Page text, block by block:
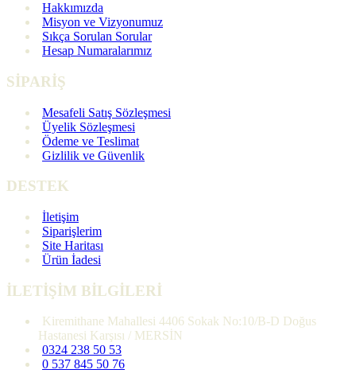
Hakkımızda
Misyon ve Vizyonumuz
Sıkça Sorulan Sorular
Hesap Numaralarımız
SİPARİŞ
Mesafeli Satış Sözleşmesi
Üyelik Sözleşmesi
Ödeme ve Teslimat
Gizlilik ve Güvenlik
DESTEK
İletişim
Siparişlerim
Site Haritası
Ürün İadesi
İLETİŞİM BİLGİLERİ
Kiremithane Mahallesi 4406 Sokak No:10/B-D Doğus
Hastanesi Karşısı / MERSİN
0324 238 50 53
0 537 845 50 76